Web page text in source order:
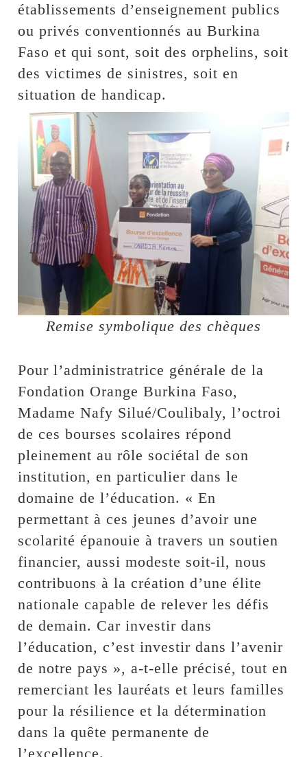
établissements d’enseignement publics
ou privés conventionnés au Burkina
Faso et qui sont, soit des orphelins, soit
des victimes de sinistres, soit en
situation de handicap.
Remise symbolique des chèques
Pour l’administratrice générale de la
Fondation Orange Burkina Faso,
Madame Nafy Silué/Coulibaly, l’octroi
de ces bourses scolaires répond
pleinement au rôle sociétal de son
institution, en particulier dans le
domaine de l’éducation. « En
permettant à ces jeunes d’avoir une
scolarité épanouie à travers un soutien
financier, aussi modeste soit-il, nous
contribuons à la création d’une élite
nationale capable de relever les défis
de demain. Car investir dans
l’éducation, c’est investir dans l’avenir
de notre pays », a-t-elle précisé, tout en
remerciant les lauréats et leurs familles
pour la résilience et la détermination
dans la quête permanente de
l’excellence.